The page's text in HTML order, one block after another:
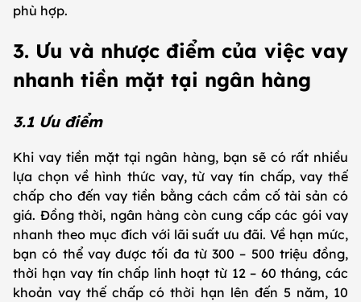
phù hợp.
3. Ưu và nhược điểm của việc vay
nhanh tiền mặt tại ngân hàng
3.1 Ưu điểm
Khi vay tiền mặt tại ngân hàng, bạn sẽ có rất nhiều
lựa chọn về hình thức vay, từ vay tín chấp, vay thế
chấp cho đến vay tiền bằng cách cầm cố tài sản có
giá. Đồng thời, ngân hàng còn cung cấp các gói vay
nhanh theo mục đích với lãi suất ưu đãi. Về hạn mức,
bạn có thể vay được tối đa từ 300 – 500 triệu đồng,
thời hạn vay tín chấp linh hoạt từ 12 – 60 tháng, các
khoản vay thế chấp có thời hạn lên đến 5 năm, 10